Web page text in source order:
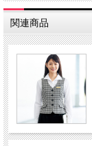
関連商品